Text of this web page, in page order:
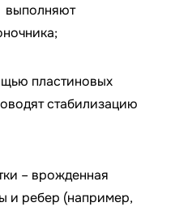
выполняют
пластиновых
стабилизацию
– врожденная
и ребер (например,